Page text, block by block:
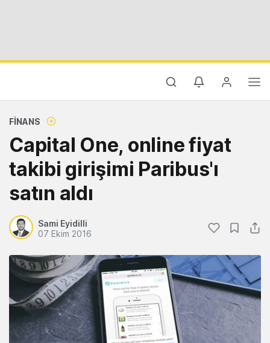
FINANS
Capital One, online fiyat
takibi girişimi Paribus'ı
satın aldı
Sami Eyidilli
07 Ekim 2016